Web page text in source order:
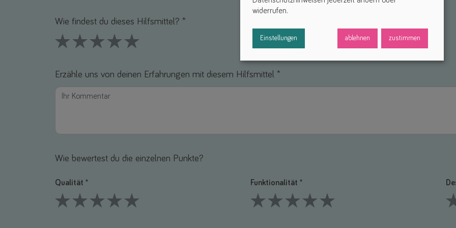
Wie findest du dieses Hilfsmittel? *
Erzähle uns von deinen Erfahrungen mit diesem Hilfsmittel *
Wie bewertest du die einzelnen Punkte?
Qualität * Funktionalität *
widerrufen.
Einstellungen ablehnen zustimmen